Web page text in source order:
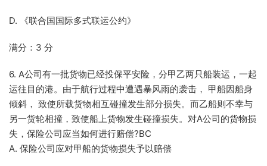
D. 《联合国国际多式联运公约》
满分：3 分
6. A公司有一批货物已经投保平安险，分甲乙两只船装运，一起
运往目的港。由于航行过程中遭遇暴风雨的袭击， 甲船因船身
倾斜， 致使所载货物相互碰撞发生部分损失。而乙船则不幸与
另一货轮相撞，致使船上货物发生碰撞损失。对A公司的货物损
失，保险公司应当如何进行赔偿?BC
A. 保险公司应对甲船的货物损失予以赔偿